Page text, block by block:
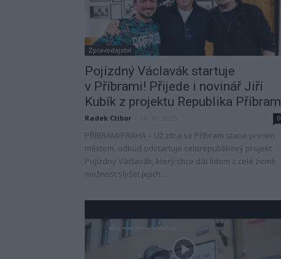
Zpravodajství
Pojízdný Václavák startuje
v Příbrami! Přijede i novinář Jiří
Kubík z projektu Republika Příbram
Radek Ctibor 0
PŘÍBRAM/PRAHA – Už zítra se Příbram stane prvním
městem, odkud odstartuje celorepublikový projekt
Pojízdný Václavák, který chce dát lidem z celé země
možnost slyšet jejich...